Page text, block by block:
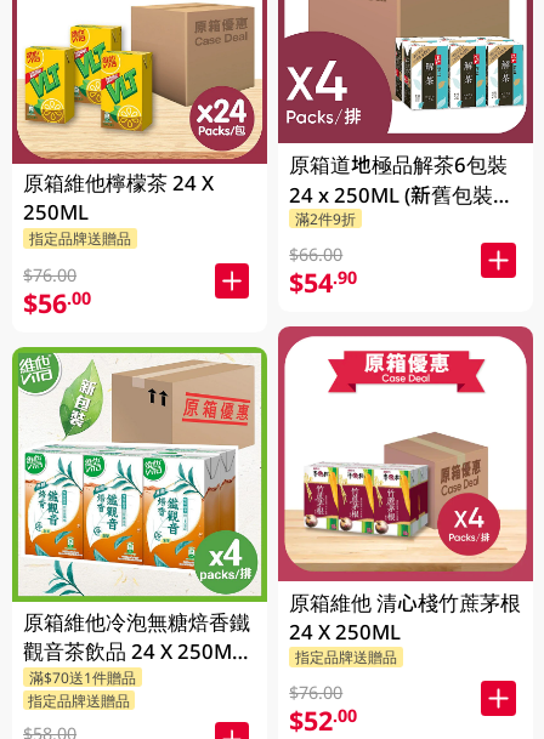
原箱維他檸檬茶 24 X
250ML
指定品牌送贈品
$76.00
$56.00
原箱維他冷泡無糖焙香鐵
觀音茶飲品 24 X 250ML
(新舊包裝隨機發貨)
滿$70送1件贈品
指定品牌送贈品
$58.00
原箱道地極品解茶6包裝
24 x 250ML (新舊包裝隨
機發貨)
滿2件9折
$66.00
$54.90
原箱維他 清心棧竹蔗茅根
24 X 250ML
指定品牌送贈品
$76.00
$52.00